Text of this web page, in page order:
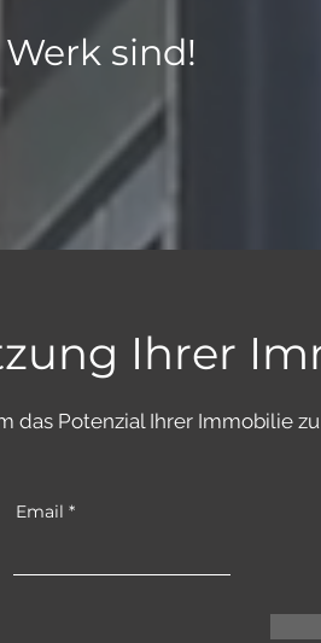
sind!
Ihrer
das Potenzial Ihrer Immobilie
Email